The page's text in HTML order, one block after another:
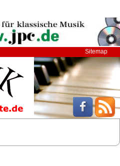
Sitemap